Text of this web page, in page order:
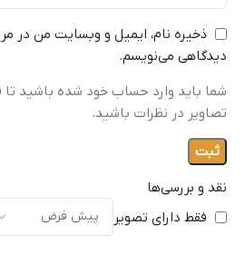
نقد و بررسی‌ها
فقط دارای تصویر
ذخیره نام، ایمیل و وبسایت من در
دیدگاهی می‌نویسم.
شما باید وارد حساب خود شده باشید تا
تصاویر در نظرات باشید.